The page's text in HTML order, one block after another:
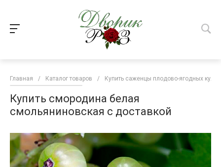
Главная / Каталог товаров / Купить саженцы плодово-ягодных
Купить смородина белая
смольяниновская с доставкой